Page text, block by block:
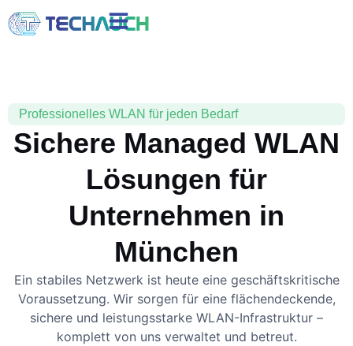
Professionelles WLAN für jeden Bedarf
Sichere Managed WLAN
Lösungen für
Unternehmen in
München
Ein stabiles Netzwerk ist heute eine geschäftskritische
Voraussetzung. Wir sorgen für eine flächendeckende,
sichere und leistungsstarke WLAN-Infrastruktur –
komplett von uns verwaltet und betreut.